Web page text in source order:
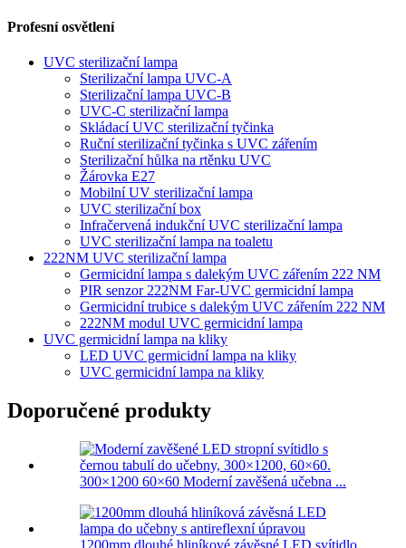
Profesní osvětlení
UVC sterilizační lampa
Sterilizační lampa UVC-A
Sterilizační lampa UVC-B
UVC-C sterilizační lampa
Skládací UVC sterilizační tyčinka
Ruční sterilizační tyčinka s UVC zářením
Sterilizační hůlka na rtěnku UVC
Žárovka E27
Mobilní UV sterilizační lampa
UVC sterilizační box
Infračervená indukční UVC sterilizační lampa
UVC sterilizační lampa na toaletu
222NM UVC sterilizační lampa
Germicidní lampa s dalekým UVC zářením 222 NM
PIR senzor 222NM Far-UVC germicidní lampa
Germicidní trubice s dalekým UVC zářením 222 NM
222NM modul UVC germicidní lampa
UVC germicidní lampa na kliky
LED UVC germicidní lampa na kliky
UVC germicidní lampa na kliky
Doporučené produkty
300×1200 60×60 Moderní zavěšená učebna ...
1200mm dlouhé hliníkové závěsné LED svítidlo